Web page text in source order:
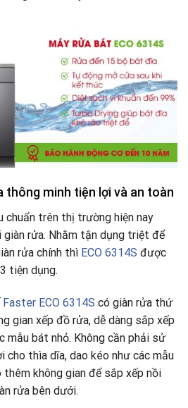
thông minh tiện lợi và an toàn
trên thị trường hiện nay
rửa. Nhằm tận dụng triệt để
rửa chính thì ECO 6314S được
tiện dụng.
Faster ECO 6314S có giàn rửa thứ
gian xếp đồ rửa, dễ dàng sắp xếp
mẫu bát nhỏ. Không cần phải sử
cho thìa dĩa, dao kéo như các mẫu
không gian để sắp xếp nồi
rửa bên dưới.